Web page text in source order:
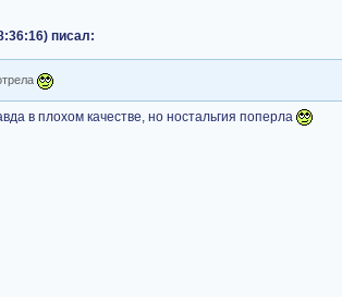
писал:
в плохом качестве, но ностальгия поперла